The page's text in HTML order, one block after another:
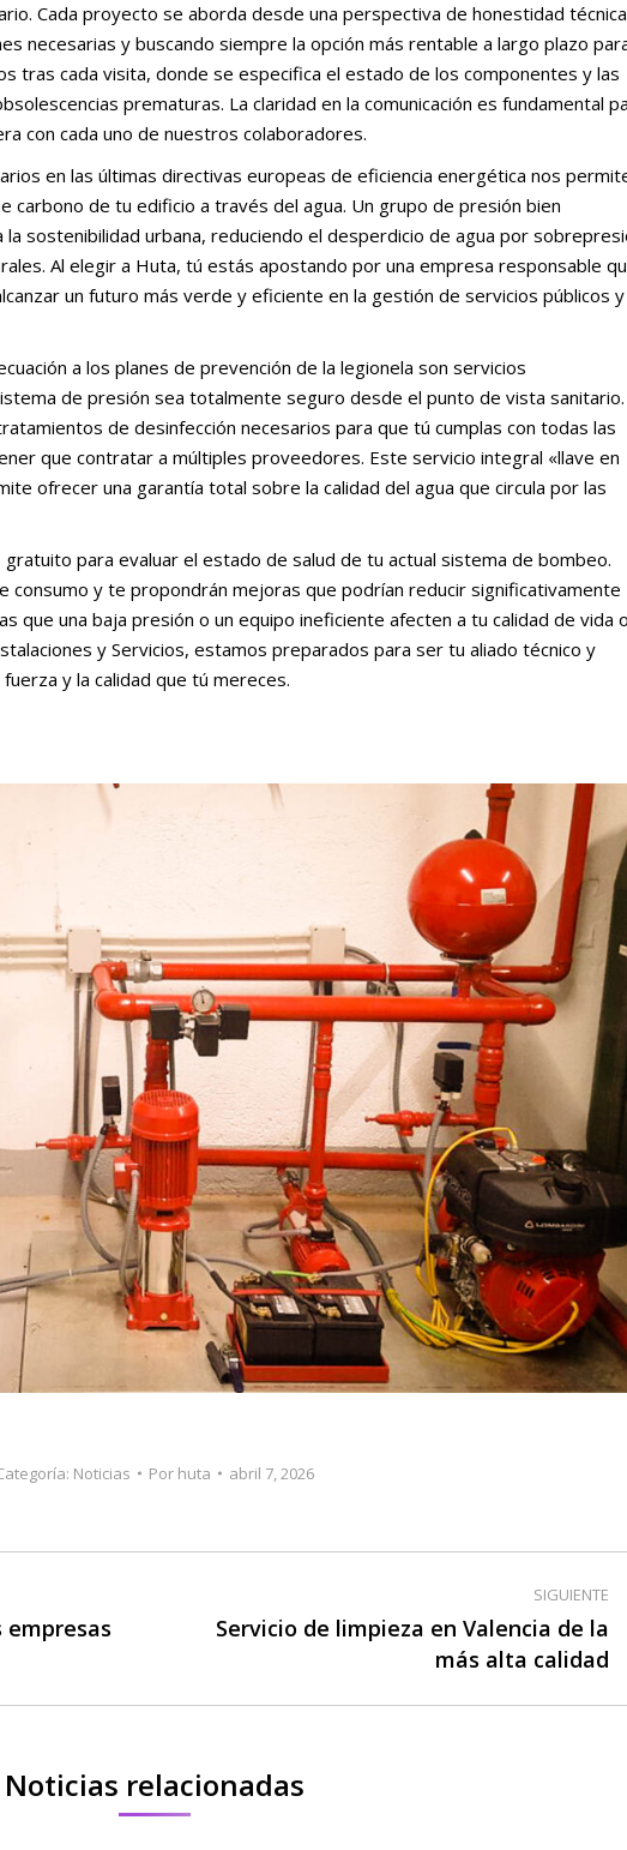
Cada proyecto se aborda desde una perspectiva de honestidad
necesarias y buscando siempre la opción más rentable a largo plazo
tras cada visita, donde se especifica el estado de los componentes y las
prematuras. La claridad en la comunicación es fundamental
con cada uno de nuestros colaboradores.
en las últimas directivas europeas de eficiencia energética nos
carbono de tu edificio a través del agua. Un grupo de presión bien
sostenibilidad urbana, reduciendo el desperdicio de agua por
Al elegir a Huta, tú estás apostando por una empresa responsable
un futuro más verde y eficiente en la gestión de servicios públicos y
a los planes de prevención de la legionela son servicios
de presión sea totalmente seguro desde el punto de vista sanitario.
de desinfección necesarios para que tú cumplas con todas las
que contratar a múltiples proveedores. Este servicio integral «llave en
ofrecer una garantía total sobre la calidad del agua que circula por las
para evaluar el estado de salud de tu actual sistema de bombeo.
consumo y te propondrán mejoras que podrían reducir significativamente
que una baja presión o un equipo ineficiente afecten a tu calidad de vida
y Servicios, estamos preparados para ser tu aliado técnico y
y la calidad que tú mereces.
Noticias Por huta abril 7, 2026
empresas
SIGUIENTE
Publicación
Servicio de limpieza en Valencia de la
más alta calidad
Noticias relacionadas